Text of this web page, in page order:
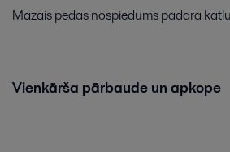
Mazaispēdasnospiedumspadara katlu
Vienkārša pārbaude un apkope